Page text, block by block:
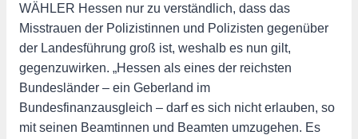
WÄHLER Hessen nur zu verständlich, dass das
Misstrauen der Polizistinnen und Polizisten gegenüber
der Landesführung groß ist, weshalb es nun gilt,
gegenzuwirken. „Hessen als eines der reichsten
Bundesländer – ein Geberland im
Bundesfinanzausgleich – darf es sich nicht erlauben, so
mit seinen Beamtinnen und Beamten umzugehen. Es